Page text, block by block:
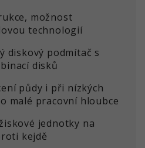
možnost
technologií
diskový podmítač s
disků
půdy i při nízkých
malé pracovní hloubce
jednotky na
kejdě